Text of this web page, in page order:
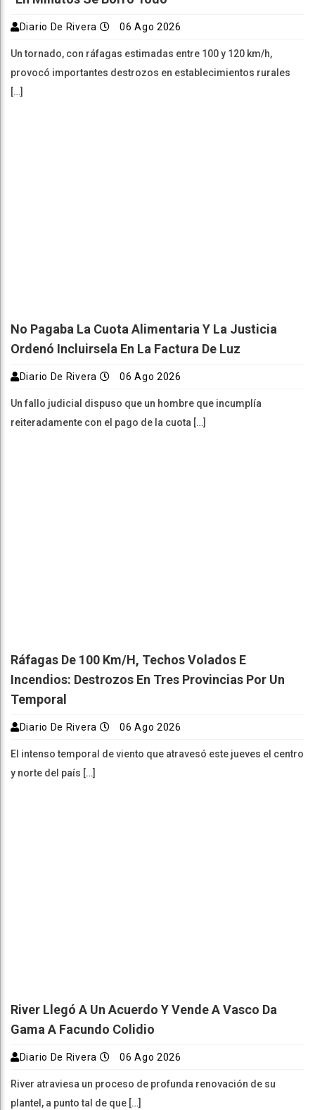
Diario De Rivera 06 Ago 2026
Un tornado, con ráfagas estimadas entre 100 y 120 km/h,
provocó importantes destrozos en establecimientos rurales
[…]
No Pagaba La Cuota Alimentaria Y La Justicia
Ordenó Incluirsela En La Factura De Luz
Diario De Rivera 06 Ago 2026
Un fallo judicial dispuso que un hombre que incumplía
reiteradamente con el pago de la cuota […]
Ráfagas De 100 Km/h, Techos Volados E
Incendios: Destrozos En Tres Provincias Por Un
Temporal
Diario De Rivera 06 Ago 2026
El intenso temporal de viento que atravesó este jueves el centro
y norte del país […]
River Llegó A Un Acuerdo Y Vende A Vasco Da
Gama A Facundo Colidio
Diario De Rivera 06 Ago 2026
River atraviesa un proceso de profunda renovación de su
plantel, a punto tal de que […]